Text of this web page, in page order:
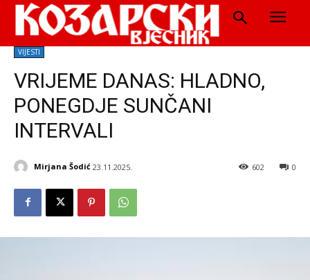
VIJESTI
VRIJEME DANAS: HLADNO,
PONEGDJE SUNČANI
INTERVALI
Mirjana Šodić 23.11.2025. 0
602